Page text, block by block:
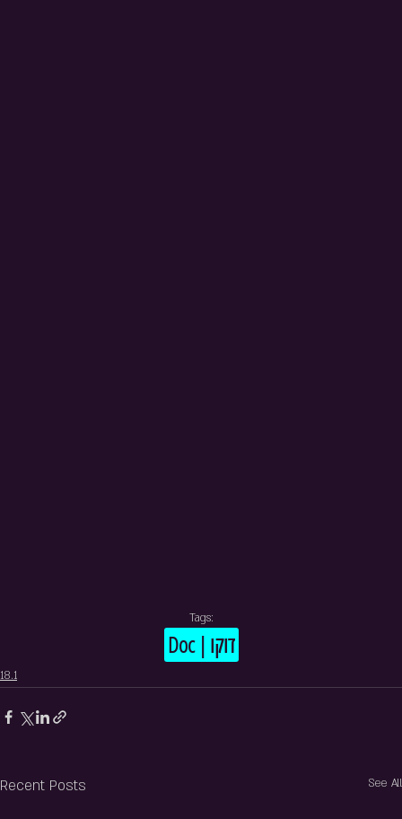
Tags:
Doc | דוקו
18.1
Recent Posts See All